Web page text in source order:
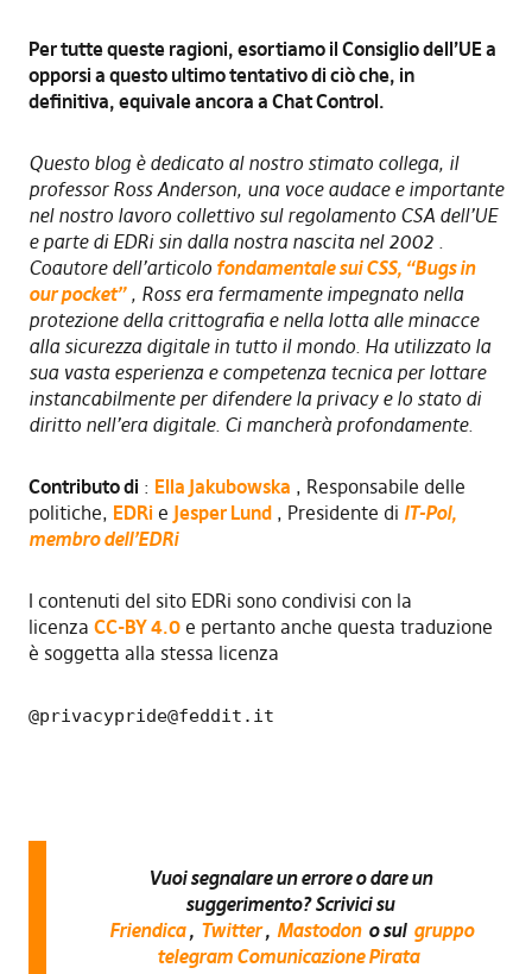
Per tutte queste ragioni, esortiamo il Consiglio dell’UE a
opporsi a questo ultimo tentativo di ciò che, in
definitiva, equivale ancora a Chat Control.
Questo blog è dedicato al nostro stimato collega, il
professor Ross Anderson, una voce audace e importante
nel nostro lavoro collettivo sul regolamento CSA dell’UE
e parte di EDRi sin dalla nostra nascita nel 2002 .
Coautore dell’articolo fondamentale sui CSS, “Bugs in
our pocket”, Ross era fermamente impegnato nella
protezione della crittografia e nella lotta alle minacce
alla sicurezza digitale in tutto il mondo. Ha utilizzato la
sua vasta esperienza e competenza tecnica per lottare
instancabilmente per difendere la privacy e lo stato di
diritto nell’era digitale. Ci mancherà profondamente.
Contributo di : Ella Jakubowska , Responsabile delle
politiche, EDRi e Jesper Lund, Presidente di IT-Pol,
membro dell’EDRi
I contenuti del sito EDRi sono condivisi con la
licenza CC-BY 4.0e pertanto anche questa traduzione
è soggetta alla stessa licenza
@privacypride@feddit.it
Vuoi segnalare un errore o dare un
suggerimento? Scrivici su
Friendica , Twitter , Mastodon o sul gruppo
telegram Comunicazione Pirata